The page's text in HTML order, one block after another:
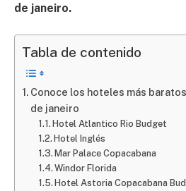
de janeiro.
Tabla de contenido
Conoce los hoteles más
de janeiro
Hotel Atlantico Rio Budget
Hotel Inglés
Mar Palace Copacabana
Windor Florida
Hotel Astoria Copacabana